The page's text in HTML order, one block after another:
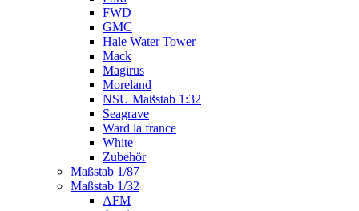
FWD
GMC
Hale Water Tower
Mack
Magirus
Moreland
NSU Maßstab 1:32
Seagrave
Ward la france
White
Zubehör
Maßstab 1/87
Maßstab 1/32
AFM